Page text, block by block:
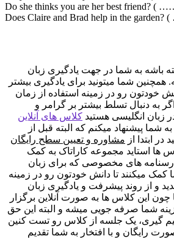
Do she thinks you are her best friend? (
Does Claire and Brad help in the
باشه به شما در جهت یادگیری زبان
شما میتونید برای یادگیری بیشتر
خودتون رو در زمینه استفاده از زمان
به دنبال تسلط بیشتر بر گرامر و
زبان انگلیسی هستید کلاس های آنلاین
به شما پیشنهاد میکنم که البته قبل از
ابتدا از مشاوره و تعیین سطح رایگان
ها استاید مجموعه کاراتاک به کمک
های مخصوصی که برای زبان
کمک میکنند تا دانش خودتون رو در زمینه
و از روند پیشرفت و یادگیری زبان
چون این کلاس ها به صورت آنلاین برگزار
شما صرفه جویی میشه و البته این حق
گیری، یک جلسه از کلاس رو تست کنین
رایگان و با افتخار به شما تقدیم